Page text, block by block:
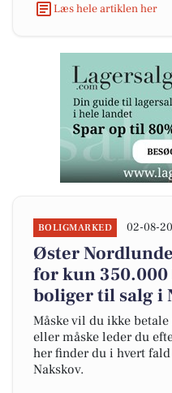
Læs hele artiklen her
BOLIGMARKED 02-08-
Øster
for kun
boliger til salg i
Måske vil du ikke
eller måske leder du
her finder du i hvert
Nakskov.